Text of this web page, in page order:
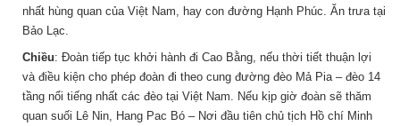
nhất hùng quan của Việt Nam, hay con đường Hạnh Phúc. Ăn trưa tại
Bảo Lạc.
Chiều: Đoàn tiếp tục khởi hành đi Cao Bằng, nếu thời tiết thuận lợi
và điều kiện cho phép đoàn đi theo cung đường đèo Mả Pia – đèo 14
tầng nổi tiếng nhất các đèo tại Việt Nam. Nếu kịp giờ đoàn sẽ thăm
quan suối Lê Nin, Hang Pac Bó – Nơi đầu tiên chủ tịch Hồ chí Minh